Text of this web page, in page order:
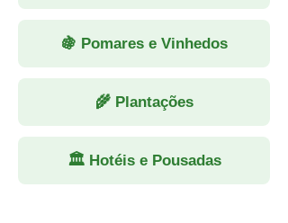
🍇 Pomares e Vinhedos
🌾 Plantações
🏛 Hotéis e Pousadas